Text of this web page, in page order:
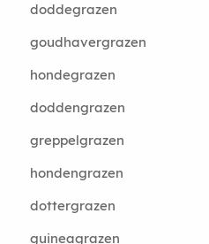
doddegrazen
goudhavergrazen
hondegrazen
doddengrazen
greppelgrazen
hondengrazen
dottergrazen
guineagrazen